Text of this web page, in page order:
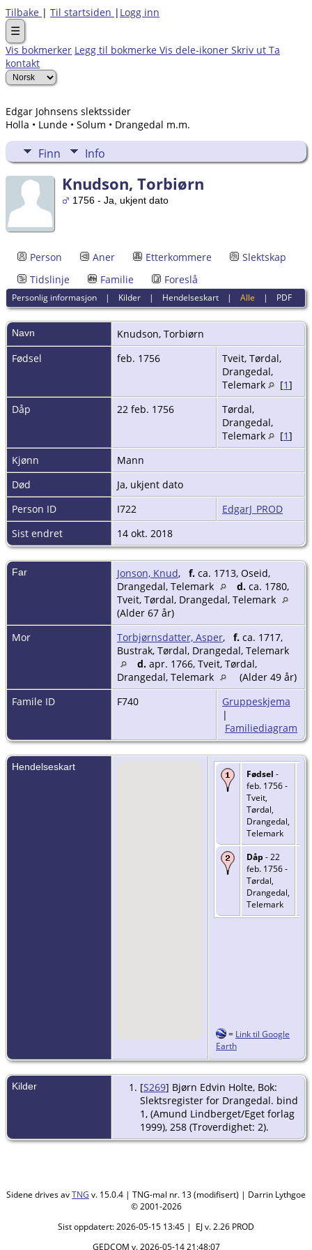
Tilbake | Til startsiden | Logg inn
☰
Vis bokmerker Legg til bokmerke Vis dele-ikoner Skriv ut Ta
kontakt
Edgar Johnsens slektssider
Holla • Lunde • Solum • Drangedal m.m.
Finn Info
Knudson, Torbiørn
1756 - Ja, ukjent dato
Person Aner Etterkommere
Slektskap
Tidslinje
Familie Foreslå
Personlig informasjon | Kilder | Hendelseskart |Alle | PDF
Navn Knudson, Torbiørn
Fødsel
feb. 1756
Tveit, Tørdal,
Drangedal,
Telemark
[1]
Dåp
22 feb. 1756
Tørdal,
Drangedal,
Telemark
[1]
Kjønn
Mann
Død
Ja, ukjent dato
Person ID
I722
EdgarJ_PROD
Sist endret
14 okt. 2018
Far Jonson, Knud, f. ca. 1713, Oseid,
Drangedal, Telemark
d. ca. 1780,
Tveit, Tørdal, Drangedal, Telemark
(Alder 67 år)
Mor
Torbjørnsdatter, Asper, f. ca. 1717,
Bustrak, Tørdal, Drangedal, Telemark
d. apr. 1766, Tveit, Tørdal,
Drangedal, Telemark
(Alder 49 år)
Famile ID
F740
Gruppeskjema
|
Familiediagram
Hendelseskart
Fødsel -
feb. 1756 -
Tveit,
Tørdal,
Drangedal,
Telemark
Dåp - 22
feb. 1756 -
Tørdal,
Drangedal,
Telemark
= Link til Google
Earth
Kilder [S269] Bjørn Edvin Holte, Bok:
Slektsregister for Drangedal. bind
1, (Amund Lindberget/Eget forlag
1999), 258 (Troverdighet: 2).
Sidene drives avTNG v. 15.0.4 | TNG-mal nr. 13 (modifisert) | Darrin Lythgoe
© 2001-2026
Sist oppdatert: 2026-05-15 13:45 | EJ v. 2.26 PROD
GEDCOM v. 2026-05-14 21:48:07